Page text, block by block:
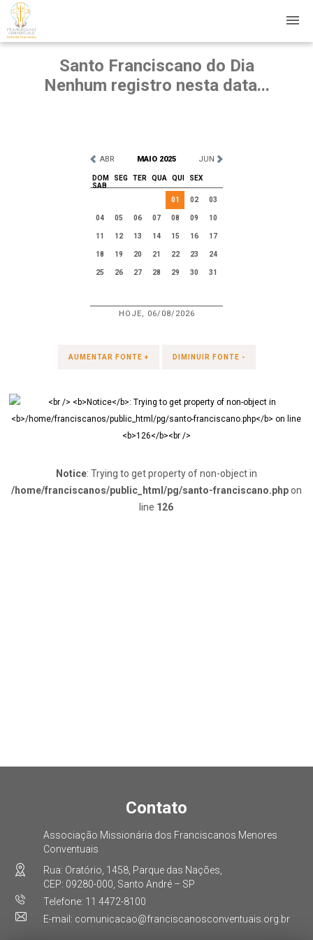
Santo Franciscano do Dia
Nenhum registro nesta data...
ABR MAIO 2025 JUN
DOM SEG TER QUA QUI
SEX
SAB
01
02 03
04 05 06 07 08 09 10
11 12 13 14 15 16 17
18 19 20 21 22 23 24
25 26 27 28 29 30 31
HOJE, 06/08/2026
AUMENTAR FONTE + DIMINUIR FONTE -
Notice: Trying to get property of non-object in
/home/franciscanos/public_html/pg/santo-franciscano.phpon
line 126
Contato
Associação Missionária dos Franciscanos Menores
Conventuais
Rua: Oratório, 1458, Parque das Nações,
CEP: 09280-000, Santo André – SP
Telefone: 11 4472-8100
E-mail: comunicacao@franciscanosconventuais.org.br